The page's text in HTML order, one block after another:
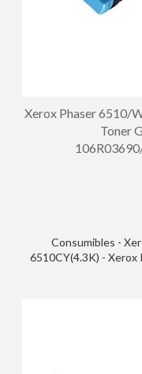
Xerox Phaser 6510/
Toner
Consumibles -
6510CY(4.3K) -